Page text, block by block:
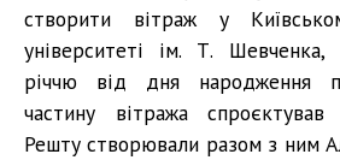
створити вітраж у
університеті ім. Т. Шевченка,
річчю від дня народження
частину вітража
Решту створювали разом з ним